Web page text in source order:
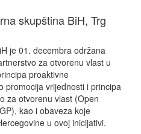
skupština BiH, Trg
je 01. decembra održana
za otvorenu vlast u
proaktivne
promocija vrijednosti i principa
za otvorenu vlast (Open
kao i obaveza koje
u ovoj inicijativi.